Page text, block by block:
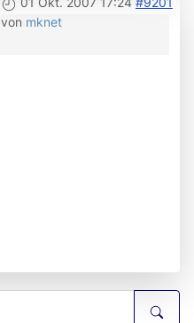
von mknet